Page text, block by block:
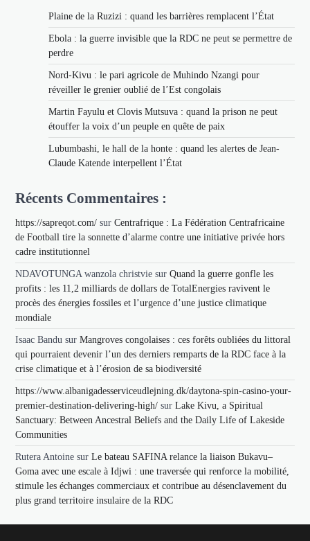
Plaine de la Ruzizi : quand les barrières remplacent l’État
Ebola : la guerre invisible que la RDC ne peut se permettre de
perdre
Nord-Kivu : le pari agricole de Muhindo Nzangi pour
réveiller le grenier oublié de l’Est congolais
Martin Fayulu et Clovis Mutsuva : quand la prison ne peut
étouffer la voix d’un peuple en quête de paix
Lubumbashi, le hall de la honte : quand les alertes de Jean-
Claude Katende interpellent l’État
Récents Commentaires :
https://sapreqot.com/ surCentrafrique : La Fédération Centrafricaine
de Football tire la sonnette d’alarme contre une initiative privée hors
cadre institutionnel
NDAVOTUNGA wanzola christvie surQuand la guerre gonfle les
profits : les 11,2 milliards de dollars de TotalEnergies ravivent le
procès des énergies fossiles et l’urgence d’une justice climatique
mondiale
Isaac Bandu surMangroves congolaises : ces forêts oubliées du littoral
qui pourraient devenir l’un des derniers remparts de la RDC face à la
crise climatique et à l’érosion de sa biodiversité
https://www.albanigadesserviceudlejning.dk/daytona-spin-casino-your-
premier-destination-delivering-high/ surLake Kivu, a Spiritual
Sanctuary: Between Ancestral Beliefs and the Daily Life of Lakeside
Communities
Rutera Antoine surLe bateau SAFINA relance la liaison Bukavu–
Goma avec une escale à Idjwi : une traversée qui renforce la mobilité,
stimule les échanges commerciaux et contribue au désenclavement du
plus grand territoire insulaire de la RDC